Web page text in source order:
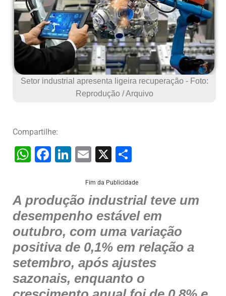
Setor industrial apresenta ligeira recuperação - Foto:
Reprodução / Arquivo
Compartilhe:
W
s
A
p
p
F
e
b
o
o
k
Li
e
dI
n
E
ai
l
X
ar
e
Fim da Publicidade
A produção industrial teve um
desempenho estável em
outubro, com uma variação
positiva de 0,1% em relação a
setembro, após ajustes
sazonais, enquanto o